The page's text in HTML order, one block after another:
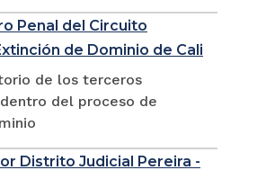
Penal del Circuito
de Dominio de Cali
de los terceros
del proceso de
Distrito Judicial Pereira -